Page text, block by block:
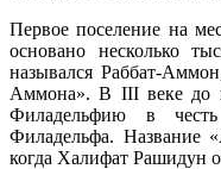
Первое поселение на
основано несколько
назывался Раббат-
Аммона». В III веке до
Филадельфию в
Филадельфа. Название
когда Халифат Рашидун